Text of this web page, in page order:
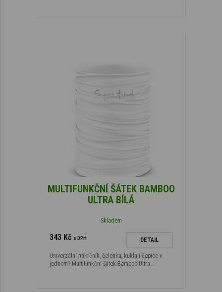
MULTIFUNKČNÍ ŠÁTEK BAMBOO
ULTRA BÍLÁ
Skladem
343 Kč s DPH DETAIL
Univerzální nákrčník, čelenka, kukla i čepice v
jednom? Multifunkční šátek Bamboo Ultra…